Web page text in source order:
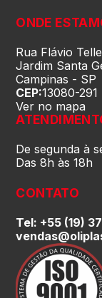
ONDE
Rua Flávio
Jardim Santa
Campinas - SP
CEP:13080-291
Ver no mapa
De segunda à
Das 8h às 18h
CONTATO
Tel: +55 (19)